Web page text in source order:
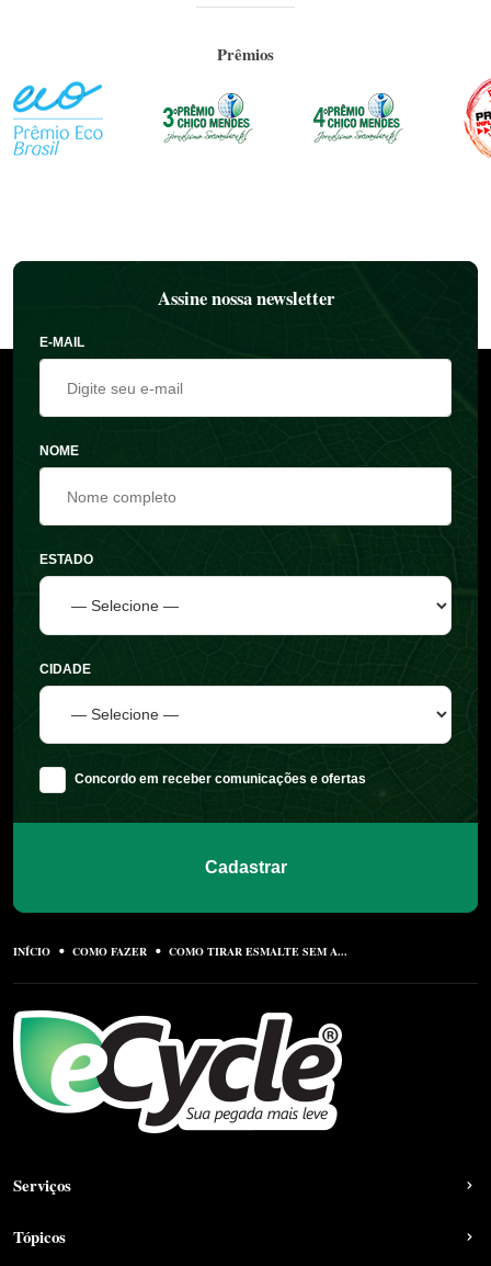
Prêmios
Assine nossa newsletter
E-MAIL
NOME
ESTADO
CIDADE
Concordo em receber comunicações e ofertas
Cadastrar
INÍCIO COMO FAZER COMO TIRAR ESMALTE SEM A...
Serviços
Tópicos